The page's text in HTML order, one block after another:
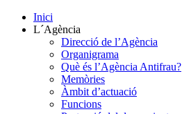
Inici
L´Agència
Direcció de l’Agència
Organigrama
Què és l’Agència Antifrau?
Memòries
Àmbit d’actuació
Funcions